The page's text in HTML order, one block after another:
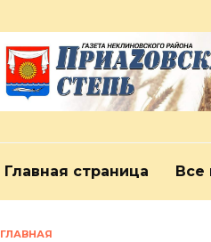
Главная страница Все
ГЛАВНАЯ